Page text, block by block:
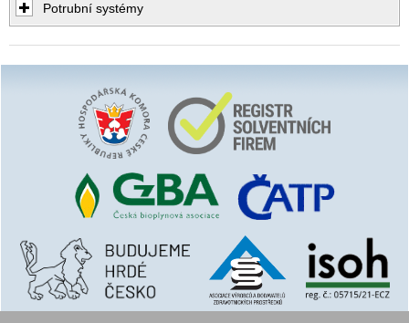
Potrubní systémy